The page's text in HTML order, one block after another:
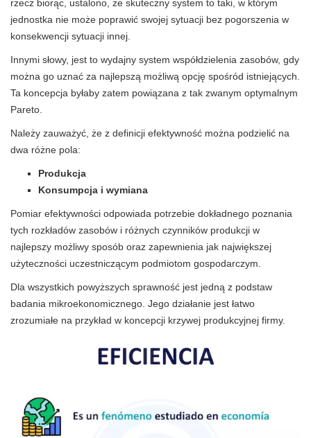
rzecz biorąc, ustalono, że skuteczny system to taki, w którym
jednostka nie może poprawić swojej sytuacji bez pogorszenia w
konsekwencji sytuacji innej.
Innymi słowy, jest to wydajny system współdzielenia zasobów, gdy
można go uznać za najlepszą możliwą opcję spośród istniejących.
Ta koncepcja byłaby zatem powiązana z tak zwanym optymalnym
Pareto.
Należy zauważyć, że z definicji efektywność można podzielić na
dwa różne pola:
Produkcja
Konsumpcja i wymiana
Pomiar efektywności odpowiada potrzebie dokładnego poznania
tych rozkładów zasobów i różnych czynników produkcji w
najlepszy możliwy sposób oraz zapewnienia jak największej
użyteczności uczestniczącym podmiotom gospodarczym.
Dla wszystkich powyższych sprawność jest jedną z podstaw
badania mikroekonomicznego. Jego działanie jest łatwo
zrozumiałe na przykład w koncepcji krzywej produkcyjnej firmy.